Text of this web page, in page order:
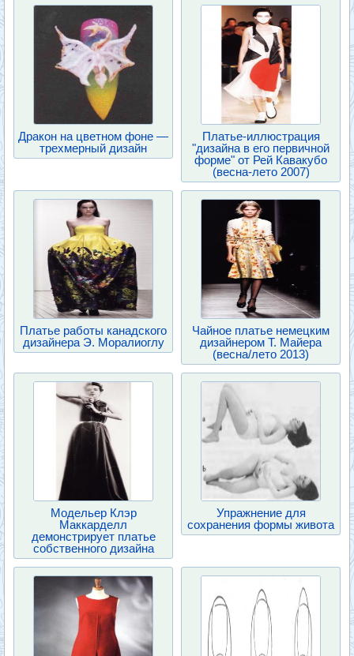
Дракон на цветном фоне —
трехмерный дизайн
Платье-иллюстрация
"дизайна в его первичной
форме" от Рей Кавакубо
(весна-лето 2007)
Платье работы канадского
дизайнера Э. Моралиоглу
Чайное платье немецким
дизайнером Т. Майера
(весна/лето 2013)
Модельер Клэр
Маккарделл
демонстрирует платье
собственного дизайна
Упражнение для
сохранения формы живота